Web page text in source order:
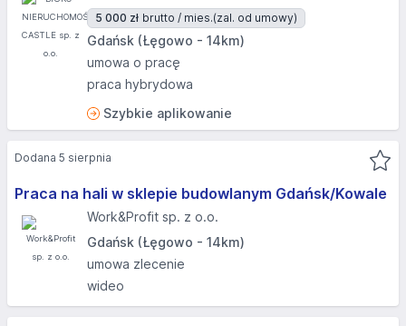
5 000 zł brutto / mies.(zal. od umowy)
Gdańsk (Łęgowo - 14km)
umowa o pracę
praca hybrydowa
Szybkie aplikowanie
Praca na hali w sklepie budowlanym Gdańsk/Kowale
Work&Profit sp. z o.o.
Gdańsk (Łęgowo - 14km)
umowa zlecenie
wideo
Dodana 5 sierpnia